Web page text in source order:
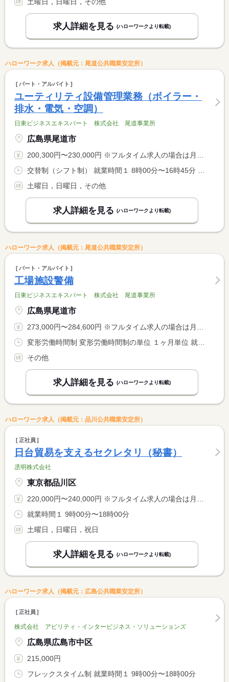
求人詳細を見る (ハローワークより転載)
ハローワーク求人（掲載元：尾道公共職業安定所）
パート・アルバイト
ユーティリティ設備管理業務（ボイラー・
排水・電気・空調）
日東ビジネスエキスパート 株式会社 尾道事業所
広島県尾道市
200,300円〜230,000円 ※フルタイム求人の場合は月額（換算額）、パート求人の場合は時間額を表示しています。
土曜日，日曜日，その他
求人詳細を見る (ハローワークより転載)
ハローワーク求人（掲載元：尾道公共職業安定所）
パート・アルバイト
工場施設警備
日東ビジネスエキスパート 株式会社 尾道事業所
広島県尾道市
273,000円〜284,600円 ※フルタイム求人の場合は月額（換算額）、パート求人の場合は時間額を表示しています。
その他
求人詳細を見る (ハローワークより転載)
ハローワーク求人（掲載元：品川公共職業安定所）
正社員
日台貿易を支えるセクレタリ（秘書）
丞明株式会社
東京都品川区
220,000円〜240,000円 ※フルタイム求人の場合は月額（換算額）、パート求人の場合は時間額を表示しています。
就業時間１ 9時00分〜18時00分
土曜日，日曜日，祝日
求人詳細を見る (ハローワークより転載)
ハローワーク求人（掲載元：広島公共職業安定所）
正社員
株式会社 アビリティ・インタービジネス・ソリューションズ
広島県広島市中区
215,000円
フレックスタイム制 就業時間１ 9時00分〜18時00分